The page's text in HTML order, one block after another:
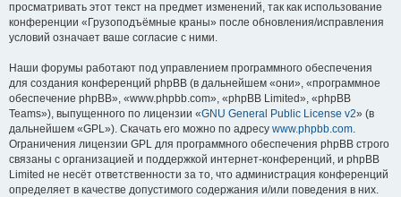
просматривать этот текст на предмет изменений, так как использование
конференции «Грузоподъёмные краны» после обновления/исправления
условий означает ваше согласие с ними.
Наши форумы работают под управлением программного обеспечения
для создания конференций phpBB (в дальнейшем «они», «программное
обеспечение phpBB», «www.phpbb.com», «phpBB Limited», «phpBB
Teams»), выпущенного по лицензии «GNU General Public License v2» (в
дальнейшем «GPL»). Скачать его можно по адресу www.phpbb.com.
Ограничения лицензии GPL для программного обеспечения phpBB строго
связаны с организацией и поддержкой интернет-конференций, и phpBB
Limited не несёт ответственности за то, что администрация конференций
определяет в качестве допустимого содержания и/или поведения в них.